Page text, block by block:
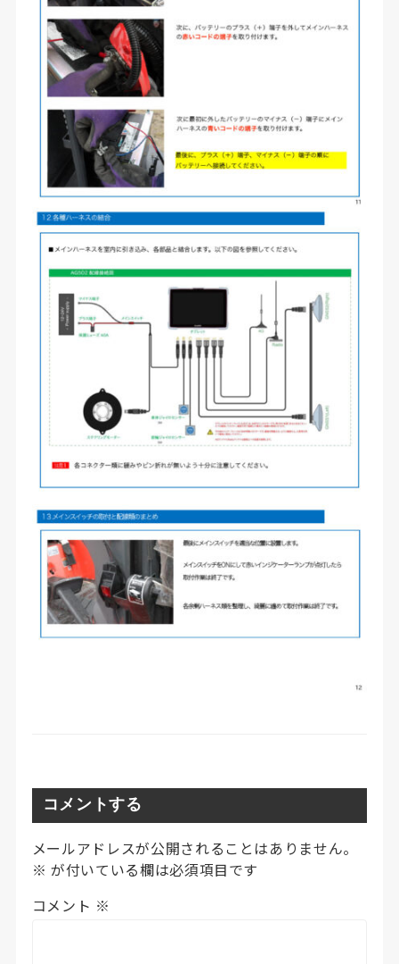
コメントする
メールアドレスが公開されることはありません。
※ が付いている欄は必須項目です
コメント ※